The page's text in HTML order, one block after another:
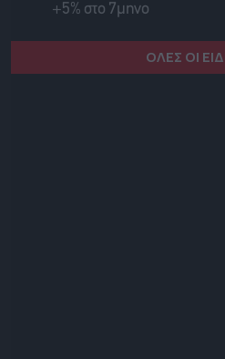
+5% στο 7μηνο
ΟΛΕΣ ΟΙ